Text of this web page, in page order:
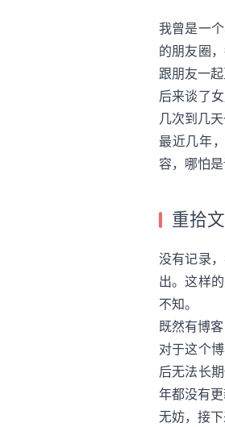
我曾是一
的朋友圈
跟朋友一起
后来谈了
几次到几
最近几年
容，哪怕
重拾
没有记录
出。这样
不知。
既然有博
对于这个
后无法长
年都没有
无妨，接